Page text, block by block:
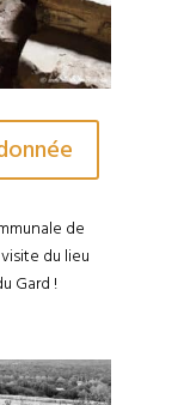
de
du lieu
Gard !